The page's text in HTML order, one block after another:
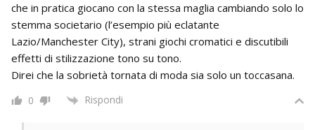
che in pratica giocano con la stessa maglia cambiando solo lo
stemma societario (l’esempio più eclatante
Lazio/Manchester City), strani giochi cromatici e discutibili
effetti di stilizzazione tono su tono.
Direi che la sobrietà tornata di moda sia solo un toccasana.
0 Rispondi